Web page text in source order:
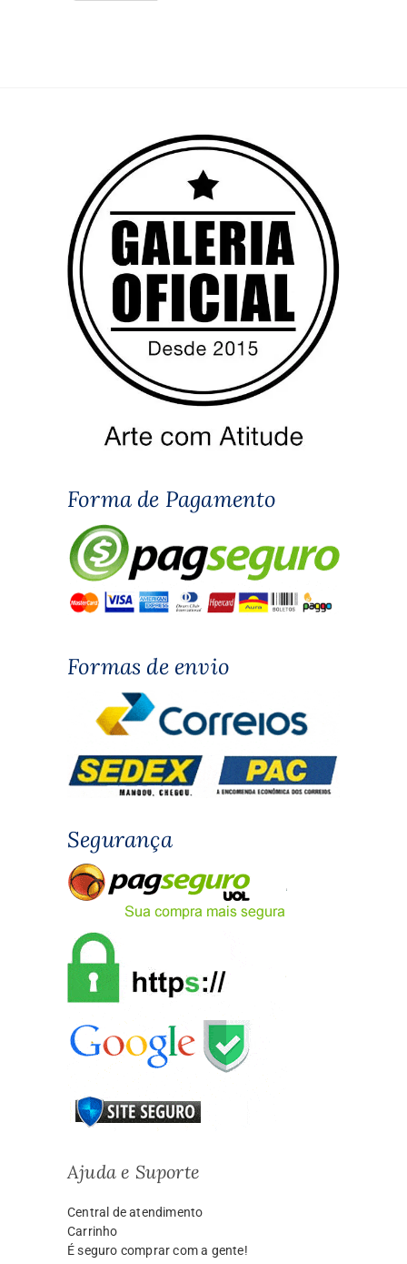
Forma de Pagamento
Formas de envio
Segurança
Ajuda e Suporte
Central de atendimento
Carrinho
É seguro comprar com a gente!